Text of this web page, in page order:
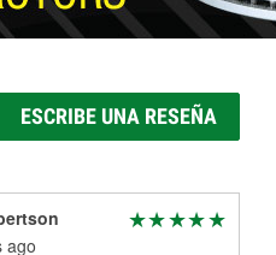
ESCRIBE UNA RESEÑA
ago